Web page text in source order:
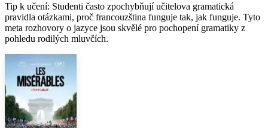
Tip k učení: Studenti často zpochybňují učitelova gramatická
pravidla otázkami, proč francouzština funguje tak, jak funguje. Tyto
meta rozhovory o jazyce jsou skvělé pro pochopení gramatiky z
pohledu rodilých mluvčích.